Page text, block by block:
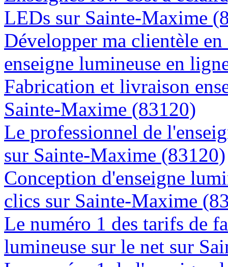
LEDs sur Sainte-Maxime
Développer ma clientèle
enseigne lumineuse en
Fabrication et livraison
Sainte-Maxime (83120)
Le professionnel de
sur Sainte-Maxime (83120)
Conception d'enseigne
clics sur Sainte-Maxime
Le numéro 1 des tarifs de
lumineuse sur le net sur